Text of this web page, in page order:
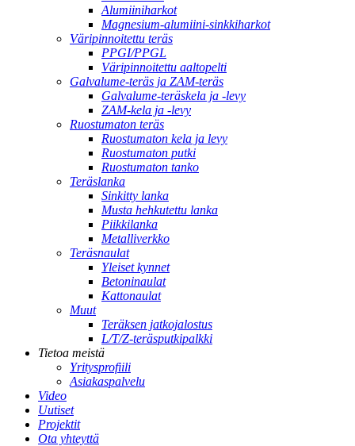
Alumiiniharkot
Magnesium-alumiini-sinkkiharkot
Väripinnoitettu teräs
PPGI/PPGL
Väripinnoitettu aaltopelti
Galvalume-teräs ja ZAM-teräs
Galvalume-teräskela ja -levy
ZAM-kela ja -levy
Ruostumaton teräs
Ruostumaton kela ja levy
Ruostumaton putki
Ruostumaton tanko
Teräslanka
Sinkitty lanka
Musta hehkutettu lanka
Piikkilanka
Metalliverkko
Teräsnaulat
Yleiset kynnet
Betoninaulat
Kattonaulat
Muut
Teräksen jatkojalostus
L/T/Z-teräsputkipalkki
Tietoa meistä
Yritysprofiili
Asiakaspalvelu
Video
Uutiset
Projektit
Ota yhteyttä